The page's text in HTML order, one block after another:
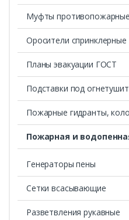
Муфты противопожарные
Оросители
Планы эвакуации ГОСТ
Подставки под
Пожарные гидранты,
Пожарная и
Генераторы пены
Сетки всасывающие
Разветвления рукавные